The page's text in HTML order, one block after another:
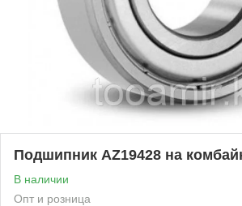
Подшипник AZ19428 на
В наличии
Опт и розница